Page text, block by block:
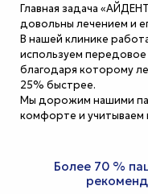
Главная задача
довольны лечением и
В нашей клинике
используем
благодаря которому
25% быстрее.
Мы дорожим нашими
комфорте и учитываем
Более 70 %